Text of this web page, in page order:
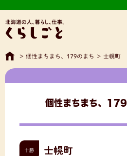
> 個性まちまち、179のまち > 士幌町
個性まちまち、179
十勝 士幌町